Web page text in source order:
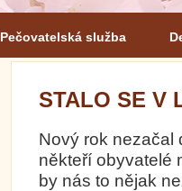
Pečovatelská služba
STALO SE V
Nový rok nezačal
někteří obyvatelé
by nás to nějak